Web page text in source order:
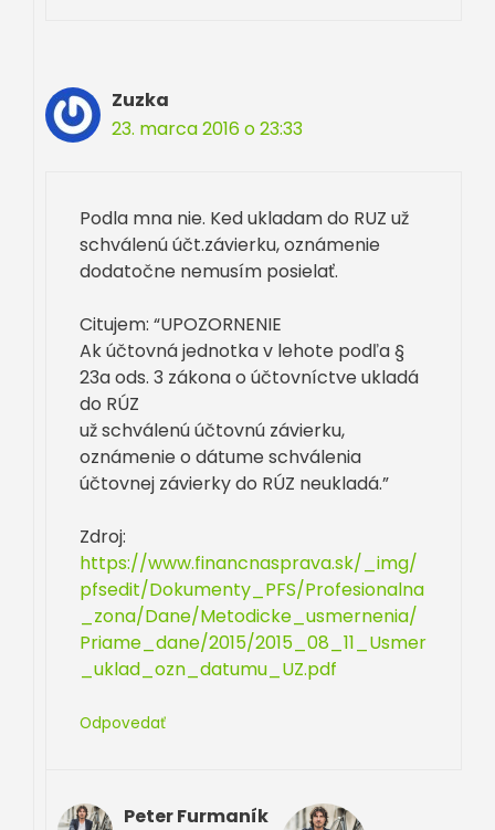
Zuzka
23. marca 2016 o 23:33
Podla mna nie. Ked ukladam do RUZ už
schválenú účt.závierku, oznámenie
dodatočne nemusím posielať.
Citujem: “UPOZORNENIE
Ak účtovná jednotka v lehote podľa §
23a ods. 3 zákona o účtovníctve ukladá
do RÚZ
už schválenú účtovnú závierku,
oznámenie o dátume schválenia
účtovnej závierky do RÚZ neukladá.”
Zdroj:
https://www.financnasprava.sk/_img/
pfsedit/Dokumenty_PFS/Profesionalna
_zona/Dane/Metodicke_usmernenia/
Priame_dane/2015/2015_08_11_Usmer
_uklad_ozn_datumu_UZ.pdf
Odpovedať
Peter Furmaník